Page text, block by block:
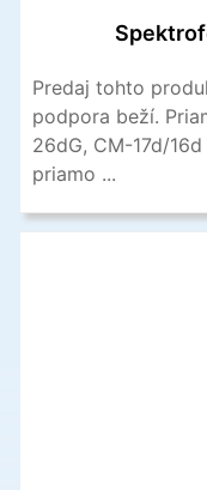
Predaj tohto
podpora beží.
26dG, CM-17d/
priamo ...